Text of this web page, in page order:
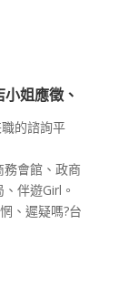
姐應徵、
的諮詢平
會館、政商
伴遊Girl。
、遲疑嗎?台